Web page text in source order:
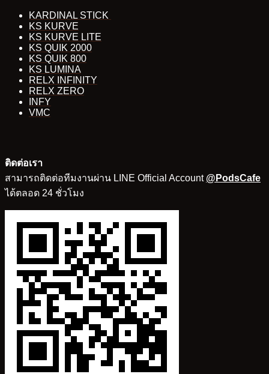
KARDINAL STICK
KS KURVE
KS KURVE LITE
KS QUIK 2000
KS QUIK 800
KS LUMINA
RELX INFINITY
RELX ZERO
INFY
VMC
ติดต่อเรา
สามารถติดต่อทีมงานผ่าน LINE Official Account @PodsCafe
ได้ตลอด 24 ชั่วโมง